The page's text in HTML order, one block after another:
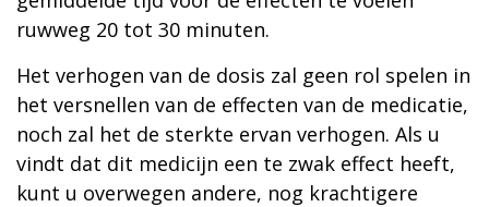
ruwweg 20 tot 30 minuten.
Het verhogen van de dosis zal geen rol spelen in
het versnellen van de effecten van de medicatie,
noch zal het de sterkte ervan verhogen. Als u
vindt dat dit medicijn een te zwak effect heeft,
kunt u overwegen andere, nog krachtigere